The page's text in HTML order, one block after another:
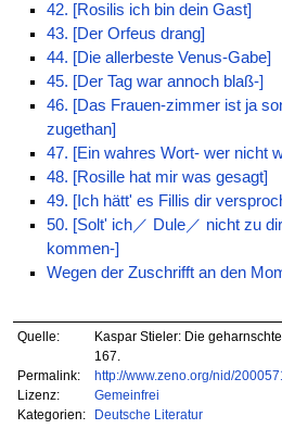
42. [Rosilis ich bin dein Gast]
43. [Der Orfeus drang]
44. [Die allerbeste Venus-Gabe]
45. [Der Tag war annoch blaß-]
46. [Das Frauen-zimmer ist ja
zugethan]
47. [Ein wahres Wort- wer nicht
48. [Rosille hat mir was gesagt]
49. [Ich hätt' es Fillis dir
50. [Solt' ich／ Dule／ nicht zu
kommen-]
Wegen der Zuschrifft an den
Quelle:
Kaspar Stieler: Die
167.
Permalink:
http://www.zeno.org/nid/
Lizenz:
Gemeinfrei
Kategorien:
Deutsche Literatur